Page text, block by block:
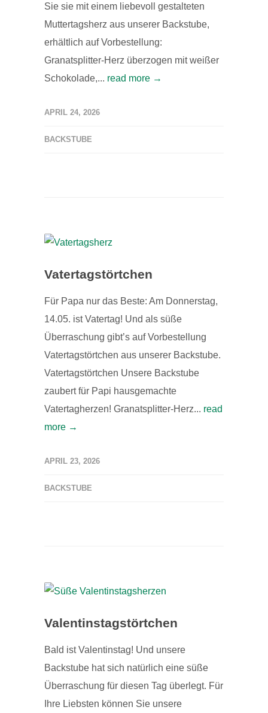
Sie sie mit einem liebevoll gestalteten
Muttertagsherz aus unserer Backstube,
erhältlich auf Vorbestellung:
Granatsplitter-Herz überzogen mit weißer
Schokolade,... read more →
APRIL 24, 2026
BACKSTUBE
Vatertagstörtchen
Für Papa nur das Beste: Am Donnerstag,
14.05. ist Vatertag! Und als süße
Überraschung gibt’s auf Vorbestellung
Vatertagstörtchen aus unserer Backstube.
Vatertagstörtchen Unsere Backstube
zaubert für Papi hausgemachte
Vatertagherzen! Granatsplitter-Herz... read
more →
APRIL 23, 2026
BACKSTUBE
Valentinstagstörtchen
Bald ist Valentinstag! Und unsere
Backstube hat sich natürlich eine süße
Überraschung für diesen Tag überlegt. Für
Ihre Liebsten können Sie unsere